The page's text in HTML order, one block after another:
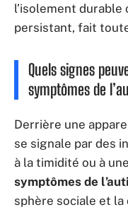
l’isolement durable
persistant, fait
Quels signes
symptômes de
Derrière une
se signale par des
à la timidité ou à
symptômes de
sphère sociale et